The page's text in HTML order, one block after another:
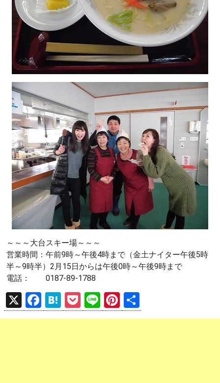
～～～大台スキー場～～～
営業時間：午前9時～午後4時まで（金土ナイター午後5時
半～9時半）2月15日からは午後0時～午後9時まで
電話： 0187-89-1788
X
F
a
H
at
P
o
Li
n
Pi
nt 有